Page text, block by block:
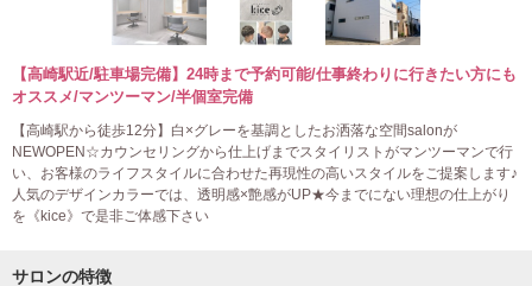
【高崎駅近/駐車場完備】24時まで予約可能/仕事終わりに行きたい方にも
オススメ/マンツーマン/半個室完備
【高崎駅から徒歩12分】白×グレーを基調としたお洒落な空間salonが
NEWOPEN☆カウンセリングから仕上げまでスタイリストがマンツーマンで行
い、お客様のライフスタイルに合わせた再現性の高いスタイルをご提案します♪
人気のデザインカラーでは、透明感×艶感がUP★今までにない理想の仕上がり
を《kice》で是非ご体感下さい
サロンの特徴